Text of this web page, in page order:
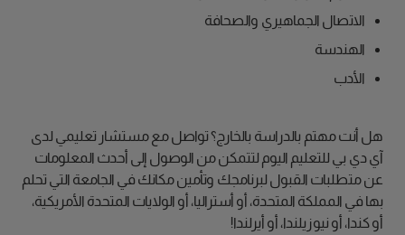
الاتصال الجماهيري والصحافة
الهندسة
الأدب
هل أنت مهتم بالدراسة بالخارج؟ تواصل مع مستشار تعليمي لدى
آي دي بي للتعليم اليوم لتتمكن من الوصول إلى أحدث المعلومات
عن متطلبات القبول لبرنامجك وتأمين مكانك في الجامعة التي تحلم
بها في المملكة المتحدة، أو أستراليا، أو الولايات المتحدة الأمريكية،
أو كندا، أو نيوزيلندا، أو أيرلندا!